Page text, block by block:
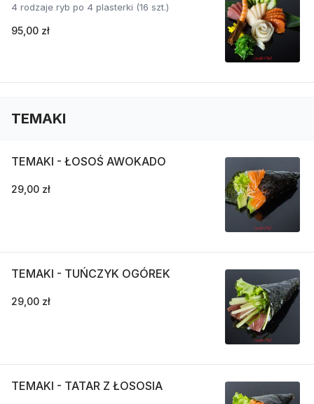
4 rodzaje ryb po 4 plasterki (16 szt.)
95,00 zł
TEMAKI
TEMAKI - ŁOSOŚ AWOKADO
29,00 zł
TEMAKI - TUŃCZYK OGÓREK
29,00 zł
TEMAKI - TATAR Z ŁOSOSIA